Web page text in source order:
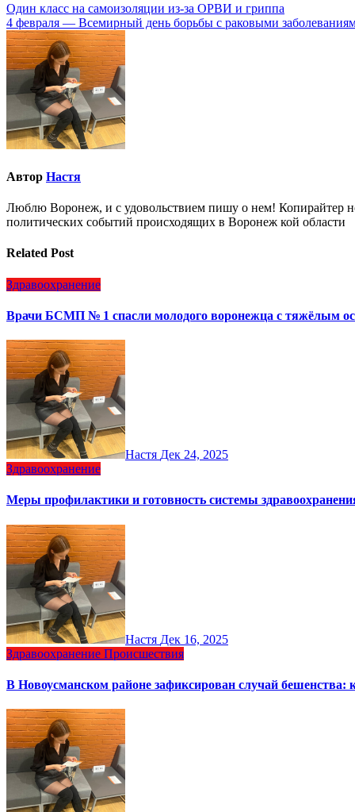
Навигация
по
записям
Один класс на самоизоляции из-за ОРВИ и гриппа
4 февраля — Всемирный день борьбы с раковыми
Автор Настя
Люблю Воронеж, и с удовольствием пишу о нем! Копирайтер
политических событий происходящих в Воронеж кой области
Related Post
Здравоохранение
Врачи БСМП № 1 спасли молодого воронежца с тяжёлым
Настя Дек 24, 2025
Здравоохранение
Меры профилактики и готовность системы
Настя Дек 16, 2025
Здравоохранение Происшествия
В Новоусманском районе зафиксирован случай бешенства: